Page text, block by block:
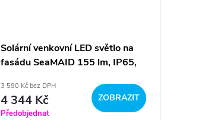
Solární venkovní LED světlo na
fasádu SeaMAID 155 lm, IP65,
3 590 Kč bez DPH
4 344 Kč
Předobjednat
ZOBRAZIT